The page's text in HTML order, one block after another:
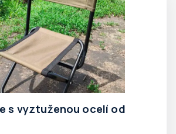
s vyztuženou ocelí od